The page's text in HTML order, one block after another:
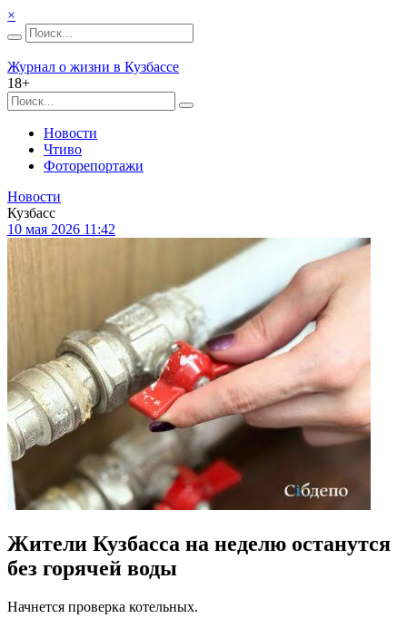
×
Журнал о жизни в Кузбассе
18+
Новости
Чтиво
Фоторепортажи
Новости
Кузбасс
10 мая 2026 11:42
Жители Кузбасса на неделю останутся
без горячей воды
Начнется проверка котельных.